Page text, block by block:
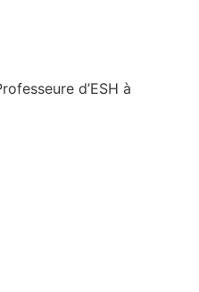
d’ESH à